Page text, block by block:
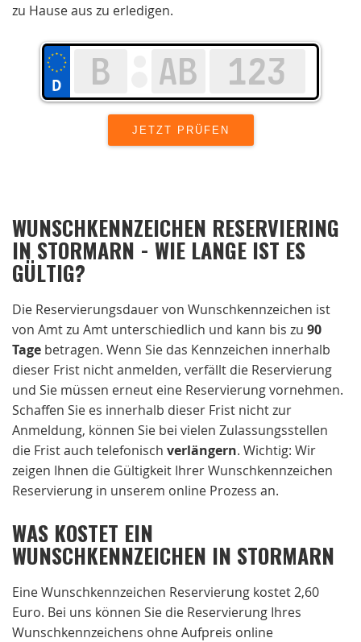
zu Hause aus zu erledigen.
WUNSCHKENNZEICHEN RESERVIERING
IN STORMARN - WIE LANGE IST ES
GÜLTIG?
Die Reservierungsdauer von Wunschkennzeichen ist
von Amt zu Amt unterschiedlich und kann bis zu 90
Tage betragen. Wenn Sie das Kennzeichen innerhalb
dieser Frist nicht anmelden, verfällt die Reservierung
und Sie müssen erneut eine Reservierung vornehmen.
Schaffen Sie es innerhalb dieser Frist nicht zur
Anmeldung, können Sie bei vielen Zulassungsstellen
die Frist auch telefonisch verlängern. Wichtig: Wir
zeigen Ihnen die Gültigkeit Ihrer Wunschkennzeichen
Reservierung in unserem online Prozess an.
WAS KOSTET EIN
WUNSCHKENNZEICHEN IN STORMARN
Eine Wunschkennzeichen Reservierung kostet 2,60
Euro. Bei uns können Sie die Reservierung Ihres
Wunschkennzeichens ohne Aufpreis online